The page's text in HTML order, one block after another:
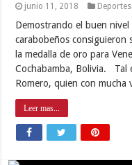
junio 11, 2018 Deportes
Demostrando el buen
carabobeños consiguieron
la medalla de oro para
Cochabamba, Bolivia. Tal
Romero, quien con mucha
Leer mas...